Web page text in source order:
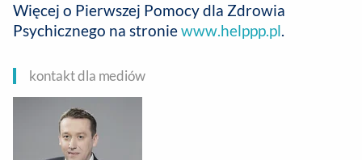
Więcej o Pierwszej Pomocy dla Zdrowia
Psychicznego na stroniewww.helppp.pl.
kontakt dla mediów